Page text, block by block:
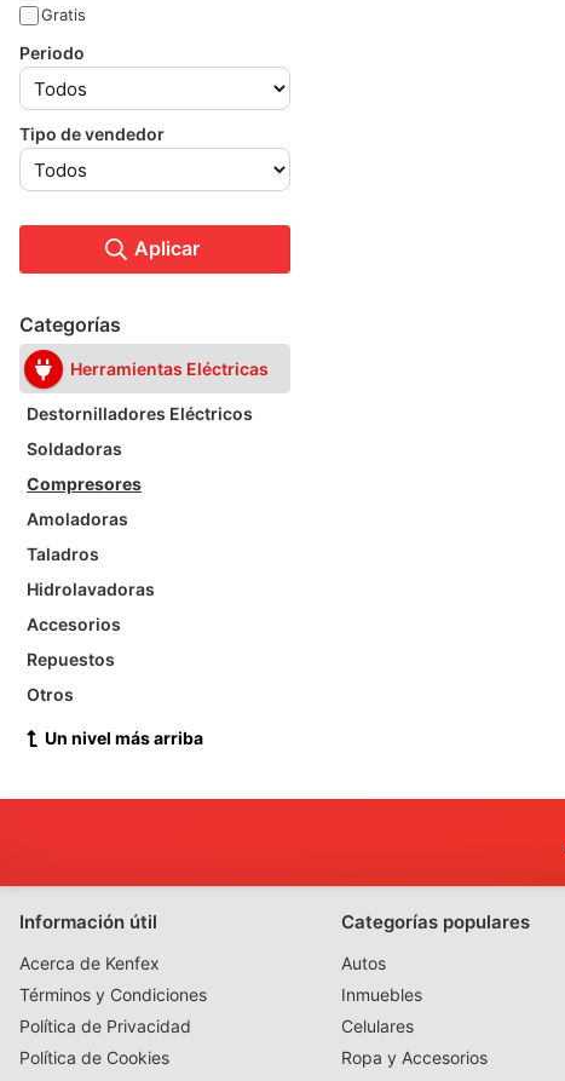
Gratis
Periodo
Tipo de vendedor
Aplicar
Categorías
Herramientas Eléctricas
Destornilladores Eléctricos
Soldadoras
Compresores
Amoladoras
Taladros
Hidrolavadoras
Accesorios
Repuestos
Otros
Un nivel más arriba
Información útil
Acerca de Kenfex
Términos y Condiciones
Política de Privacidad
Política de Cookies
Categorías populares
Autos
Inmuebles
Celulares
Ropa y Accesorios